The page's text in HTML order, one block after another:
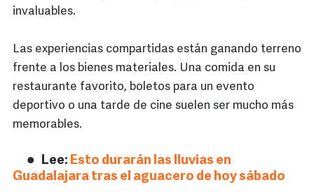
invaluables.
Las experiencias compartidas están ganando terreno
frente a los bienes materiales. Una comida en su
restaurante favorito, boletos para un evento
deportivo o una tarde de cine suelen ser mucho más
memorables.
Lee: Esto durarán las lluvias en
Guadalajara tras el aguacero de hoy sábado